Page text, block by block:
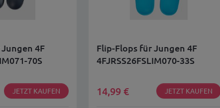
4F
70S
JETZT KAUFEN
Flip-Flops für Jungen 4F
4FJRSS26FSLIM070-33S
14,99 € JETZT KAUFEN